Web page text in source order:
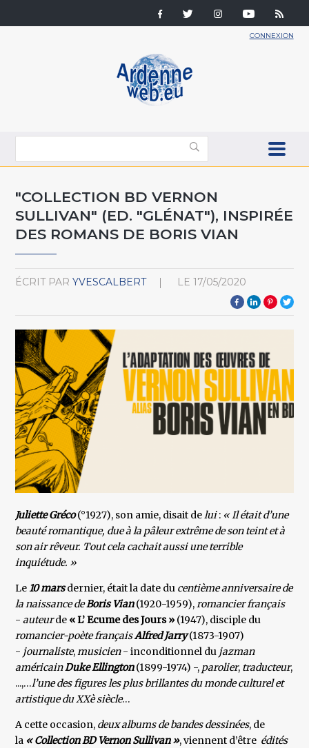
CONNEXION
"COLLECTION BD VERNON
SULLIVAN" (ED. "GLÉNAT"), INSPIRÉE
DES ROMANS DE BORIS VIAN
ÉCRIT PAR YVESCALBERT LE 17/05/2020
Juliette Gréco(°1927), son amie, disait delui: « Il était d’une
beauté romantique, due à la pâleur extrême de son teint et à
son air rêveur. Tout cela cachait aussi une terrible
inquiétude. »
Le 10 marsdernier, était la date du centième anniversaire de
la naissance deBoris Vian(1920-1959),romancierfrançais
-auteurde « L’ Ecume des Jours » (1947), disciple du
romancier-poète françaisAlfred Jarry(1873-1907)
- journaliste,musicien- inconditionnel du jazman
américainDuke Ellington(1899-1974) -, parolier, traducteur,
...,…l’une des figures les plus brillantes du monde culturel et
artistique du XXè siècle…
A cette occasion, deux albums de bandes dessinées, de
la « Collection BD Vernon Sullivan », viennent d’être édités